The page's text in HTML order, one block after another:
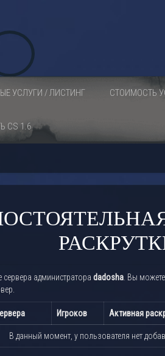
УСЛУГИ / ЛИСТИНГ СТОИМОСТЬ
CS 1.6
сервера администратора dadosha . Вы
Игроков Активная
В данный момент, у пользователя нет